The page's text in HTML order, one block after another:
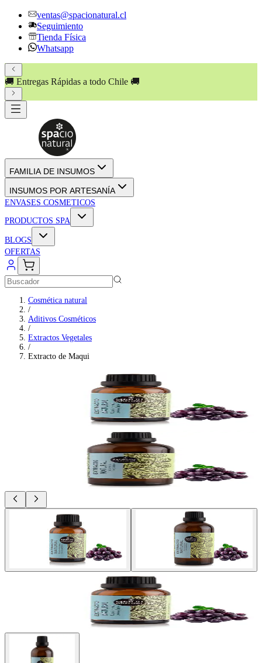
ventas@spacionatural.cl
Seguimiento
Tienda Física
Whatsapp
🚚 Entregas Rápidas a todo Chile 🚚
FAMILIA DE INSUMOS
INSUMOS POR ARTESANÍA
ENVASES COSMETICOS
PRODUCTOS SPA
BLOGS
OFERTAS
Cosmética natural
/
Aditivos Cosméticos
/
Extractos Vegetales
/
Extracto de Maqui